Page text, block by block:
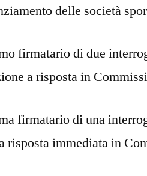
delle società
firmatario di due
a risposta in
firmatario di una
risposta immediata in